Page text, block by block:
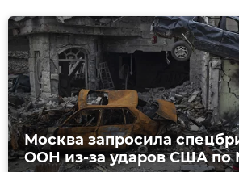
Москва запросила
ООН из-за ударов США по